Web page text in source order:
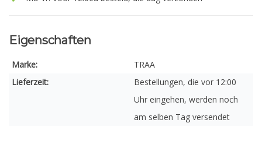
Eigenschaften
Marke:
TRAA
Lieferzeit:
Bestellungen, die vor 12:00
Uhr eingehen, werden noch
am selben Tag versendet